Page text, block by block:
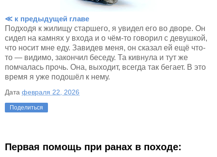
≪ к предыдущей главе
Подходя к жилищу старшего, я увидел его во дворе. Он
сидел на камнях у входа и о чём-то говорил с девушкой,
что носит мне еду. Завидев меня, он сказал ей ещё что-
то — видимо, закончил беседу. Та кивнула и тут же
помчалась прочь. Она, выходит, всегда так бегает. В это
время я уже подошёл к нему.
Дата февраля 22, 2026
Поделиться
Первая помощь при ранах в походе: